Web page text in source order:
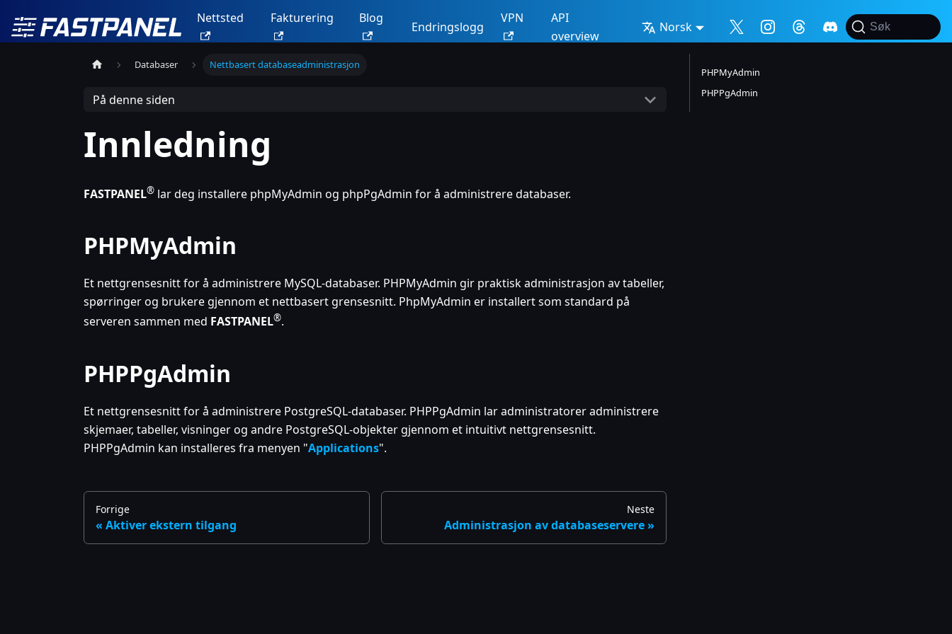
Nettsted Fakturering Blog
Endringslogg
VPN
API
overview
Norsk Søk
Databaser Nettbasert databaseadministrasjon
På denne siden
Innledning
FASTPANEL® lar deg installere phpMyAdmin og phpPgAdmin for å administrere databaser.
PHPMyAdmin
Et nettgrensesnitt for å administrere MySQL-databaser. PHPMyAdmin gir praktisk administrasjon av tabeller,
spørringer og brukere gjennom et nettbasert grensesnitt. PhpMyAdmin er installert som standard på
serveren sammen med FASTPANEL®.
PHPPgAdmin
Et nettgrensesnitt for å administrere PostgreSQL-databaser. PHPPgAdmin lar administratorer administrere
skjemaer, tabeller, visninger og andre PostgreSQL-objekter gjennom et intuitivt nettgrensesnitt.
PHPPgAdmin kan installeres fra menyen "Applications".
Forrige
Aktiver ekstern tilgang
Neste
Administrasjon av databaseservere
PHPMyAdmin
PHPPgAdmin